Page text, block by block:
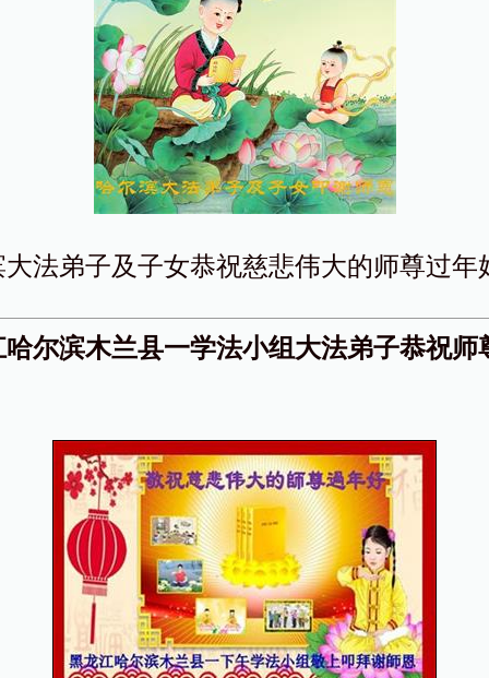
法弟子及子女恭祝慈悲伟大的师尊过年
尔滨木兰县一学法小组大法弟子恭祝师